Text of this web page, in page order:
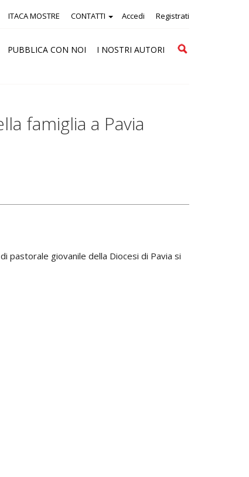
Accedi Registrati
ITACA MOSTRE CONTATTI
PUBBLICA CON NOI I NOSTRI AUTORI
Cerca
famiglia a Pavia
pastorale giovanile della Diocesi di Pavia si